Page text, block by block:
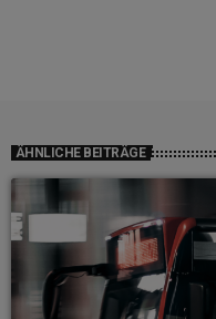
ÄHNLICHE BEITRÄGE